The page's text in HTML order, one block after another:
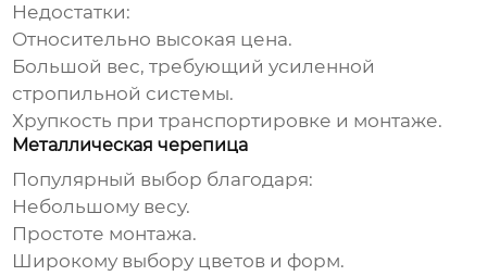
Недостатки:
Относительно высокая цена.
Большой вес, требующий усиленной
стропильной системы.
Хрупкость при транспортировке и монтаже.
Металлическая черепица
Популярный выбор благодаря:
Небольшому весу.
Простоте монтажа.
Широкому выбору цветов и форм.